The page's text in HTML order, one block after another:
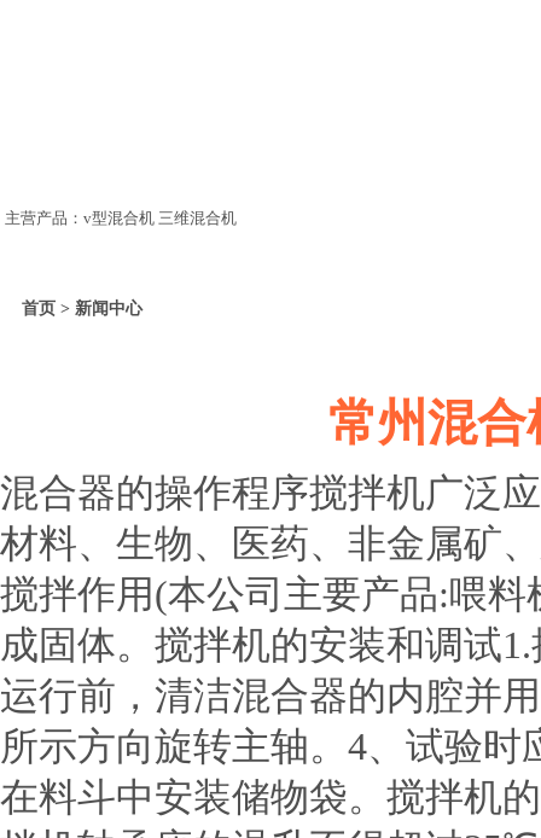
主营产品：v型混合机 三维混合机
首页 > 新闻中心
常州混
混合器的操作程序搅拌机广泛
材料、生物、医药、非金属矿
搅拌作用(本公司主要产品:喂
成固体。搅拌机的安装和调试
运行前，清洁混合器的内腔并
所示方向旋转主轴。4、试验
在料斗中安装储物袋。搅拌机